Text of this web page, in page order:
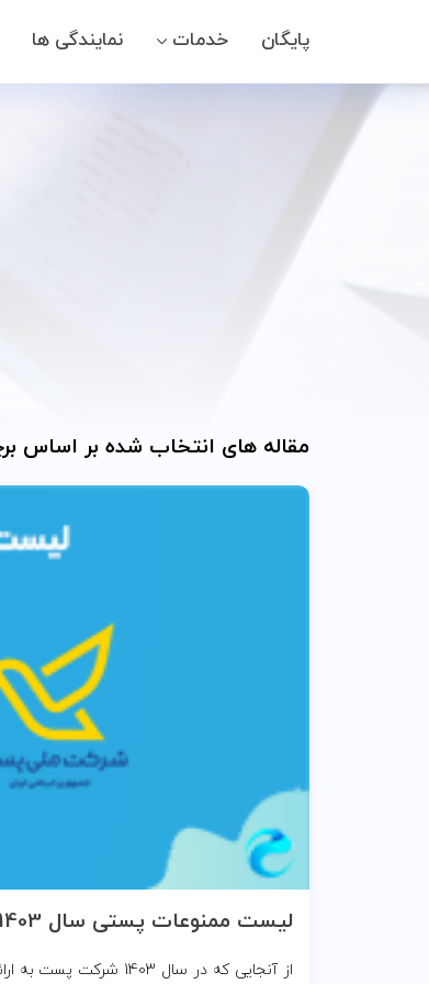
پایگان خدمات نمایندگی ها پایگان خدمات نمایندگی ها
مقاله های انتخاب شده بر اساس
لیست ممنوعات پستی سال 1403